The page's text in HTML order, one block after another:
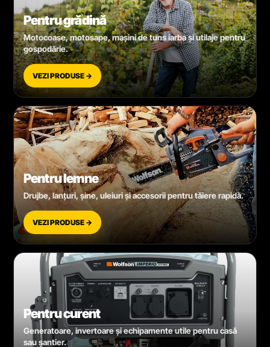
Pentru grădină
Motocoase, motosape, mașini de tuns iarba și utilaje pentru
gospodărie.
VEZI PRODUSE →
Pentru lemne
Drujbe, lanțuri, șine, uleiuri și accesorii pentru tăiere rapidă.
VEZI PRODUSE →
Pentru curent
Generatoare, invertoare și echipamente utile pentru casă
sau șantier.